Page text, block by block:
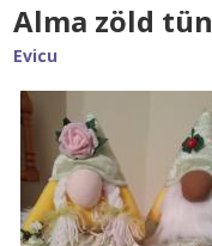
Alma zöld
Evicu